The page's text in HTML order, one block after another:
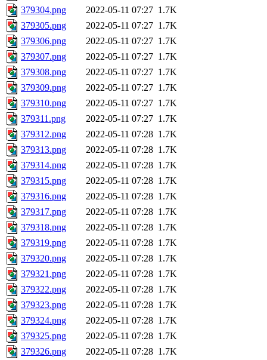
379304.png
2022-05-11 07:27 1.7K
379305.png
2022-05-11 07:27 1.7K
379306.png
2022-05-11 07:27 1.7K
379307.png
2022-05-11 07:27 1.7K
379308.png
2022-05-11 07:27 1.7K
379309.png
2022-05-11 07:27 1.7K
379310.png
2022-05-11 07:27 1.7K
379311.png
2022-05-11 07:27 1.7K
379312.png
2022-05-11 07:28 1.7K
379313.png
2022-05-11 07:28 1.7K
379314.png
2022-05-11 07:28 1.7K
379315.png
2022-05-11 07:28 1.7K
379316.png
2022-05-11 07:28 1.7K
379317.png
2022-05-11 07:28 1.7K
379318.png
2022-05-11 07:28 1.7K
379319.png
2022-05-11 07:28 1.7K
379320.png
2022-05-11 07:28 1.7K
379321.png
2022-05-11 07:28 1.7K
379322.png
2022-05-11 07:28 1.7K
379323.png
2022-05-11 07:28 1.7K
379324.png
2022-05-11 07:28 1.7K
379325.png
2022-05-11 07:28 1.7K
379326.png
2022-05-11 07:28 1.7K